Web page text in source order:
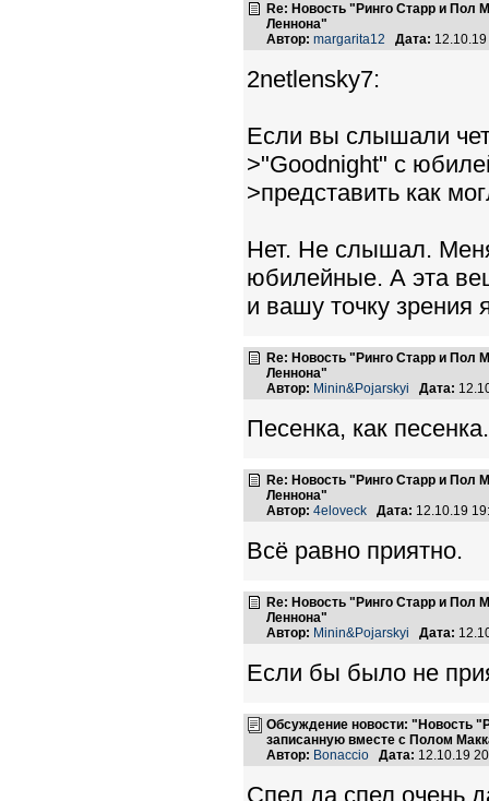
Re: Новость "Ринго Старр и Пол
Леннона"
Автор: margarita12 Дата:
2netlensky7:
Если вы слышали
>"Goodnight" c
>представить как
Нет. Не слышал.
юбилейные. А эта
и вашу точку зрения
Re: Новость "Ринго Старр и Пол
Леннона"
Автор: Minin&Pojarskyi Дата:
Песенка, как
Re: Новость "Ринго Старр и Пол
Леннона"
Автор: 4eloveck Дата: 12.10.19
Всё равно приятно.
Re: Новость "Ринго Старр и Пол
Леннона"
Автор: Minin&Pojarskyi Дата:
Если бы было не
Обсуждение новости: "Новость
записанную вместе с Полом
Автор: Bonaccio Дата: 12.10.19
Спел да спел,очень